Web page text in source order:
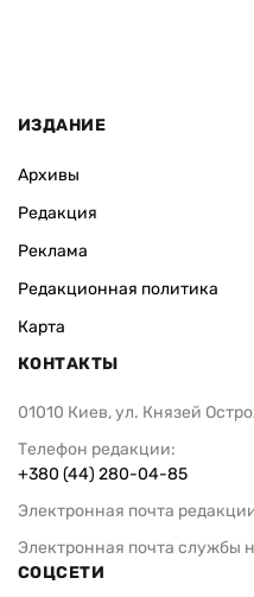
ИЗДАНИЕ
Архивы
Редакция
Реклама
Редакционная политика
Карта
КОНТАКТЫ
01010 Киев, ул. Князей
Телефон редакции:
+380 (44) 280-04-85
Электронная почта
Электронная почта службы
СОЦСЕТИ